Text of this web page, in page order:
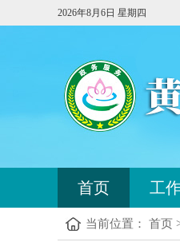
2026年8月6日 星期四
进
入
站
首页 工
当前位置： 首页